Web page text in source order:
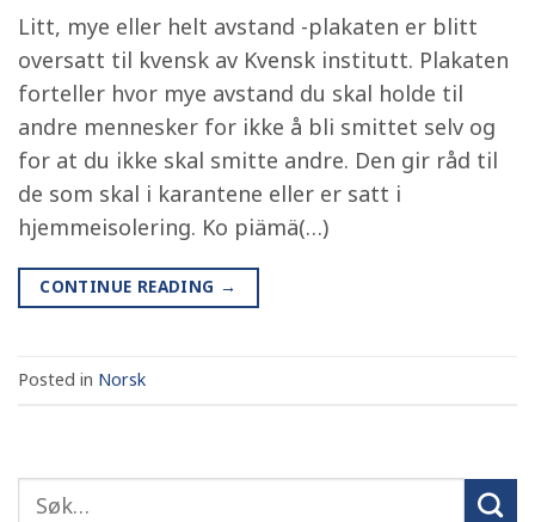
Litt, mye eller helt avstand -plakaten er blitt
oversatt til kvensk av Kvensk institutt. Plakaten
forteller hvor mye avstand du skal holde til
andre mennesker for ikke å bli smittet selv og
for at du ikke skal smitte andre. Den gir råd til
de som skal i karantene eller er satt i
hjemmeisolering. Ko piämä(…)
CONTINUE READING →
Posted in Norsk